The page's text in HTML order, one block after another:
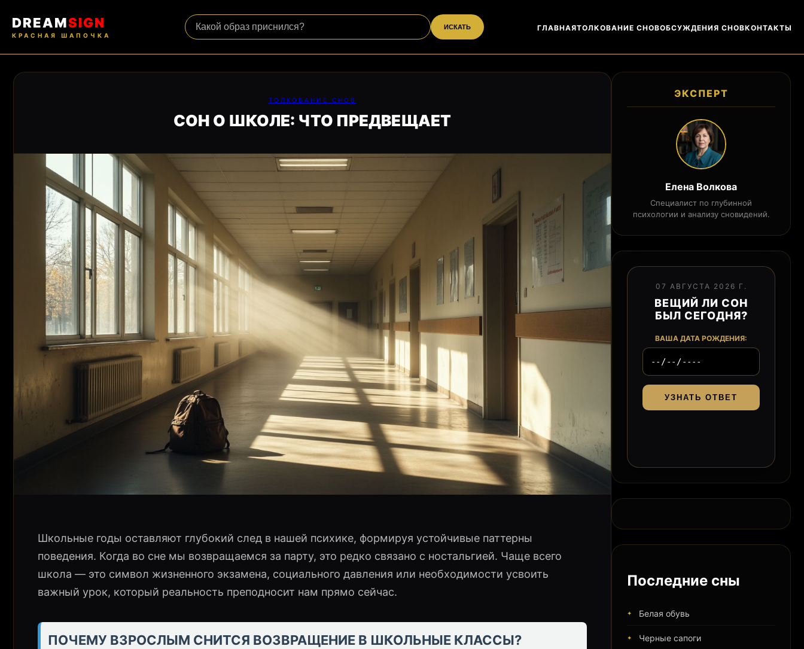
DREAMSIGN
КРАСНАЯ ШАПОЧКА
ИСКАТЬ ГЛАВНАЯТОЛКОВАНИЕ СНОВОБСУЖДЕНИЯ СНОВКОНТАКТЫ
ТОЛКОВАНИЕ СНОВ
СОН О ШКОЛЕ: ЧТО ПРЕДВЕЩАЕТ
Школьные годы оставляют глубокий след в нашей психике, формируя устойчивые паттерны
поведения. Когда во сне мы возвращаемся за парту, это редко связано с ностальгией. Чаще всего
школа — это символ жизненного экзамена, социального давления или необходимости усвоить
важный урок, который реальность преподносит нам прямо сейчас.
ПОЧЕМУ ВЗРОСЛЫМ СНИТСЯ ВОЗВРАЩЕНИЕ В ШКОЛЬНЫЕ КЛАССЫ?
ЭКСПЕРТ
Елена Волкова
Специалист по глубинной
психологии и анализу сновидений.
07 АВГУСТА 2026 Г.
ВЕЩИЙ ЛИ СОН
БЫЛ СЕГОДНЯ?
ВАША ДАТА РОЖДЕНИЯ:
УЗНАТЬ ОТВЕТ
Последние сны
Белая обувь
Черные сапоги